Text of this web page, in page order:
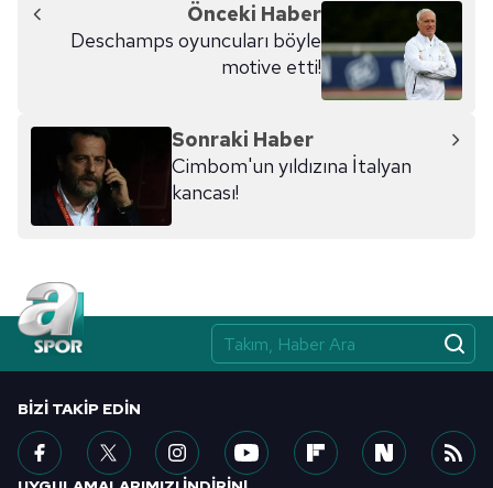
Önceki Haber
Deschamps oyuncuları böyle
motive etti!
Sonraki Haber
Cimbom'un yıldızına İtalyan
kancası!
BIZI TAKIP EDIN